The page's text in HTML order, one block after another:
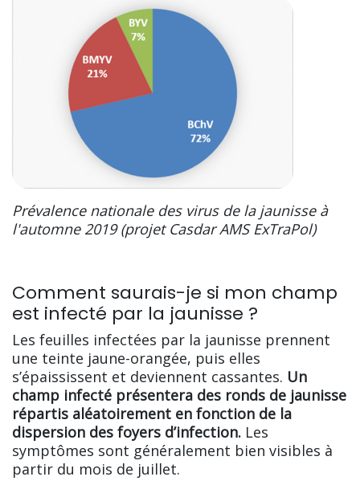
Prévalence nationale des virus de la jaunisse à
l'automne 2019 (projet Casdar AMS ExTraPol)
Comment saurais-je si mon champ
est infecté par la jaunisse ?
Les feuilles infectées par la jaunisse prennent
une teinte jaune-orangée, puis elles
s’épaississent et deviennent cassantes. Un
champ infecté présentera des ronds de jaunisse
répartis aléatoirement en fonction de la
dispersion des foyers d’infection. Les
symptômes sont généralement bien visibles à
partir du mois de juillet.